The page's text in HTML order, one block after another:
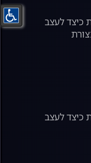
כיצד לעצב
כיצד לעצב